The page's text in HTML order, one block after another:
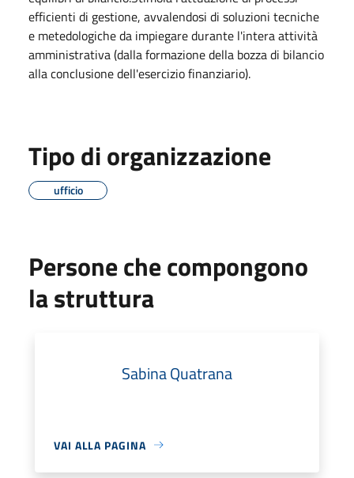
efficienti di gestione, avvalendosi di soluzioni tecniche
e metedologiche da impiegare durante l'intera attività
amministrativa (dalla formazione della bozza di bilancio
alla conclusione dell'esercizio finanziario).
Tipo di organizzazione
ufficio
Persone che compongono
la struttura
Sabina Quatrana
VAI ALLA PAGINA